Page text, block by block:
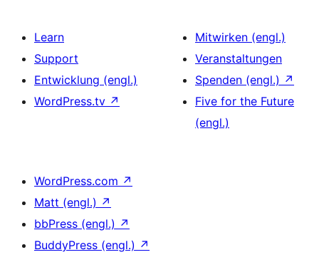
Learn
Support
Entwicklung (engl.)
WordPress.tv ↗
Mitwirken (engl.)
Veranstaltungen
Spenden (engl.) ↗
Five for the Future
(engl.)
WordPress.com ↗
Matt (engl.) ↗
bbPress (engl.) ↗
BuddyPress (engl.) ↗